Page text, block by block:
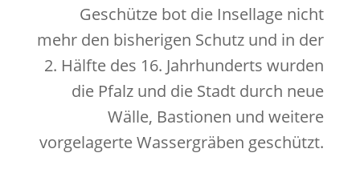
Geschütze bot die Insellage nicht
mehr den bisherigen Schutz und in der
2. Hälfte des 16. Jahrhunderts wurden
die Pfalz und die Stadt durch neue
Wälle, Bastionen und weitere
vorgelagerte Wassergräben geschützt.